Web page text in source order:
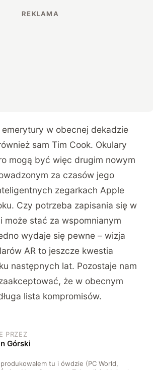
w obecnej dekadzie
sam Tim Cook. Okulary
mogą być więc drugim nowym
za czasów jego
zegarkach Apple
Czy potrzeba zapisania się w
może stać za wspomnianym
wydaje się pewne – wizja
AR to jeszcze kwestia
następnych lat. Pozostaje nam
że w obecnym
lista kompromisów.
PRZEZ
Górski
tu i ówdzie (PC World,